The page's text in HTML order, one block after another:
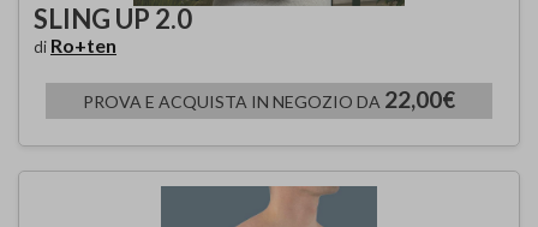
SLING UP 2.0
di Ro+ten
PROVA E ACQUISTA IN NEGOZIO DA 22,00€